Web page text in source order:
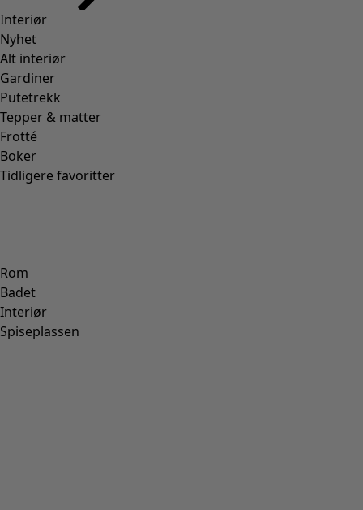
Interiør
Nyhet
Alt interiør
Gardiner
Putetrekk
Tepper & matter
Frotté
Boker
Tidligere favoritter
Rom
Badet
Interiør
Spiseplassen